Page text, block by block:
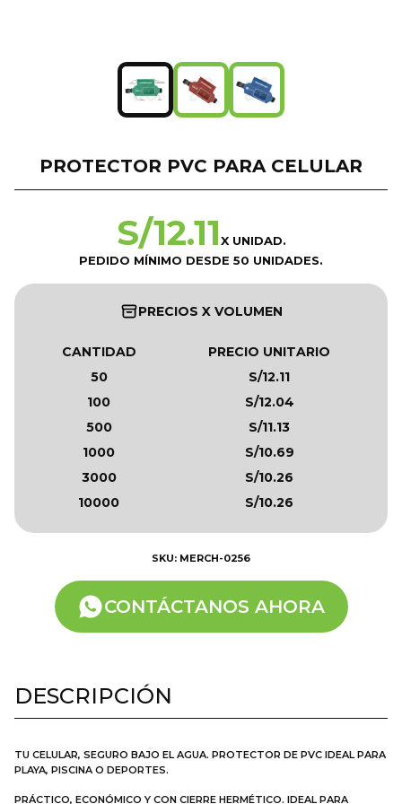
PROTECTOR PVC PARA CELULAR
S/12.11X UNIDAD.
PEDIDO MÍNIMO DESDE 50 UNIDADES.
PRECIOS X VOLUMEN
CANTIDAD
PRECIO UNITARIO
50
S/12.11
100
S/12.04
500
S/11.13
1000
S/10.69
3000
S/10.26
10000
S/10.26
SKU: MERCH-0256
CONTÁCTANOS AHORA
DESCRIPCIÓN
TU CELULAR, SEGURO BAJO EL AGUA. PROTECTOR DE PVC IDEAL PARA
PLAYA, PISCINA O DEPORTES.
PRÁCTICO, ECONÓMICO Y CON CIERRE HERMÉTICO. IDEAL PARA